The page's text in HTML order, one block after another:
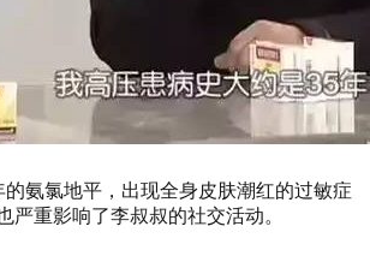
氨氯地平，出现全身皮肤潮红的过敏症
严重影响了李叔叔的社交活动。